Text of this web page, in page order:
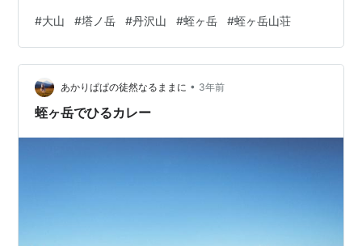
んが、新型コロナウイルスの影響で利用者が激減した蛭
ヶ岳山荘のクラウドファンディングに資金を拠出したそ
うです。 その際の見返り？として、宿泊の割引券を３枚
ゲットしたのですが、利用できる期日が迫っているの
で・・・ってことで、その内の１枚を買い取らせてもら
#大山 #塔ノ岳 #丹沢山 #蛭ヶ岳 #蛭ヶ岳山荘
あかりぱぱの徒然なるままに • 3年前
蛭ヶ岳でひるカレー